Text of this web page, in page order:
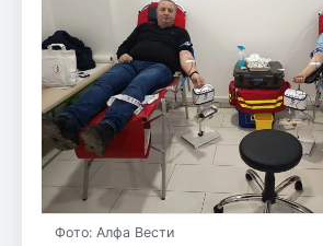
Фото: Алфа Вести